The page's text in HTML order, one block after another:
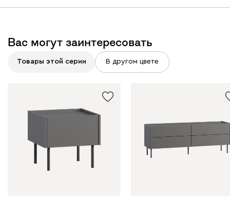
Вас могут заинтересовать
Товары этой серии В другом цвете